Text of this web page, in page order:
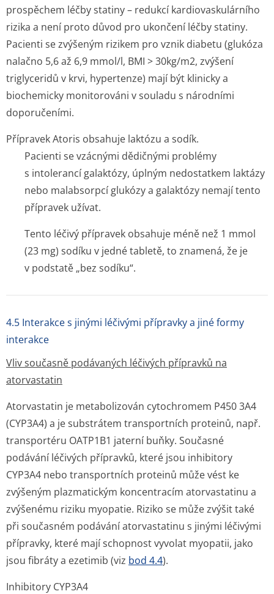
prospěchem léčby statiny – redukcí kardiovaskulárního
rizika a není proto důvod pro ukončení léčby statiny.
Pacienti se zvýšeným rizikem pro vznik diabetu (glukóza
nalačno 5,6 až 6,9 mmol/l, BMI > 30kg/m2, zvýšení
triglyceridů v krvi, hypertenze) mají být klinicky a
biochemicky monitorováni v souladu s národními
doporučeními.
Přípravek Atoris obsahuje laktózu a sodík.
Pacienti se vzácnými dědičnými problémy
s intolerancí galaktózy, úplným nedostatkem laktázy
nebo malabsorpcí glukózy a galaktózy nemají tento
přípravek užívat.
Tento léčivý přípravek obsahuje méně než 1 mmol
(23 mg) sodíku v jedné tabletě, to znamená, že je
v podstatě „bez sodíku“.
4.5 Interakce s jinými léčivými přípravky a jiné formy
interakce
Vliv současně podávaných léčivých přípravků na
atorvastatin
Atorvastatin je metabolizován cytochromem P450 3A4
(CYP3A4) a je substrátem transportních proteinů, např.
transportéru OATP1B1 jaterní buňky. Současné
podávání léčivých přípravků, které jsou inhibitory
CYP3A4 nebo transportních proteinů může vést ke
zvýšeným plazmatickým koncentracím atorvastatinu a
zvýšenému riziku myopatie. Riziko se může zvýšit také
při současném podávání atorvastatinu s jinými léčivými
přípravky, které mají schopnost vyvolat myopatii, jako
jsou fibráty a ezetimib (viz bod 4.4).
Inhibitory CYP3A4